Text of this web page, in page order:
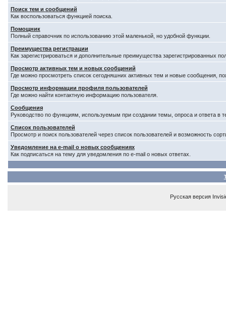
Поиск тем и сообщений
Как воспользоваться функцией поиска.
Помощник
Полный справочник по использованию этой маленькой, но удобной функции.
Преимущества регистрации
Как зарегистрироваться и дополнительные преимущества зарегистрированных
Просмотр активных тем и новых сообщений
Где можно просмотреть список сегодняшних активных тем и новые сообщения,
Просмотр информации профиля пользователей
Где можно найти контактную информацию пользователя.
Сообщения
Руководство по функциям, используемым при создании темы, опроса и ответа в
Список пользователей
Просмотр и поиск пользователей через список пользователей и возможность
Уведомление на e-mail о новых сообщениях
Как подписаться на тему для уведомления по e-mail о новых ответах.
Русская версия